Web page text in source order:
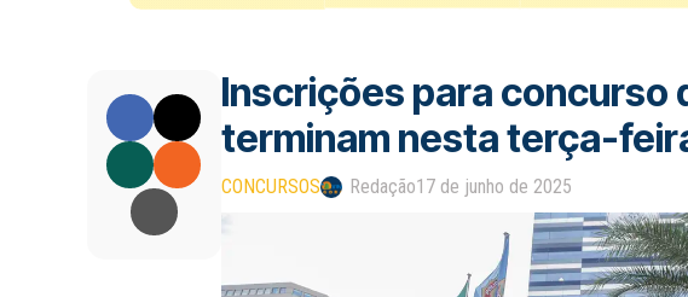
Inscrições para concurso
terminam nesta terça-
CONCURSOS Redação17 de junho de 2025